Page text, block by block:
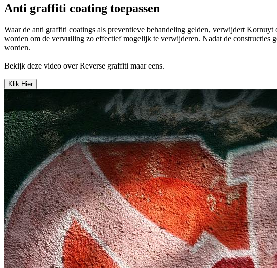
Anti graffiti coating toepassen
Waar de anti graffiti coatings als preventieve behandeling gelden, verwijdert
worden om de vervuiling zo effectief mogelijk te verwijderen. Nadat de constructies
worden.
Bekijk deze video over Reverse graffiti maar eens.
Klik Hier